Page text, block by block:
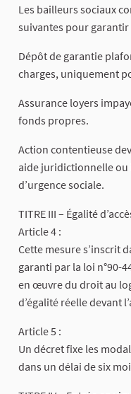
Les bailleurs sociaux
suivantes pour
Dépôt de garantie
charges, uniquement
Assurance loyers
fonds propres.
Action contentieuse
aide juridictionnelle ou
d’urgence sociale.
TITRE III – Égalité
Article 4 :
Cette mesure s’inscrit
garanti par la loi n°90-
en œuvre du droit au
d’égalité réelle devant
Article 5 :
Un décret fixe les
dans un délai de six